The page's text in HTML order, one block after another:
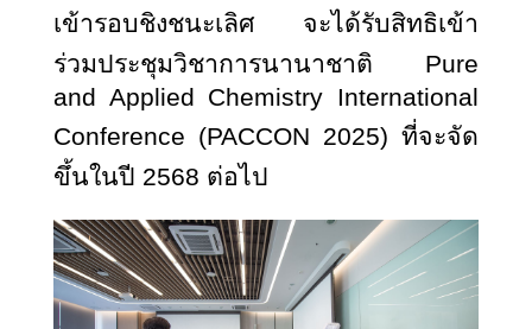
เข้ารอบชิงชนะเลิศ จะได้รับสิทธิเข้า
ร่วมประชุมวิชาการนานาชาติ Pure
and Applied Chemistry International
Conference (PACCON 2025) ที่จะจัด
ขึ้นในปี 2568 ต่อไป